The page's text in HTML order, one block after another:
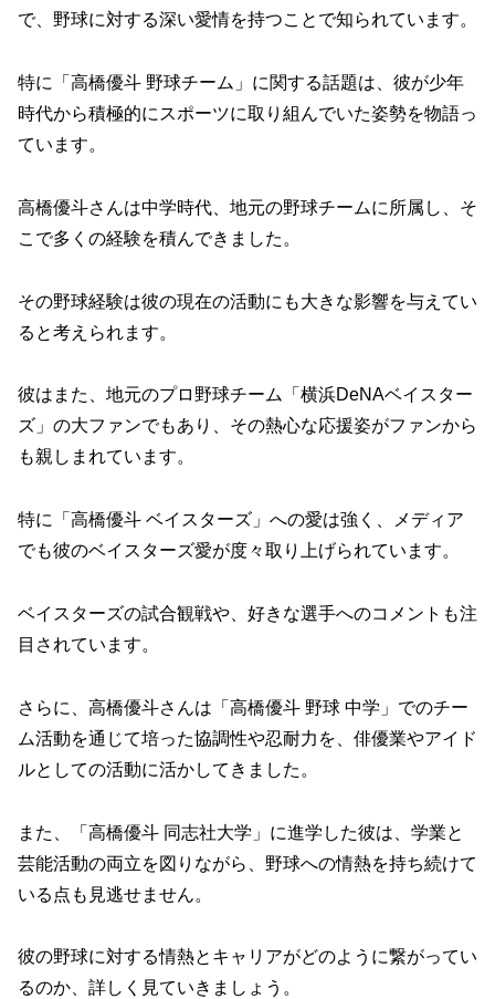
で、野球に対する深い愛情を持つことで知られています。
特に「高橋優斗 野球チーム」に関する話題は、彼が少年
時代から積極的にスポーツに取り組んでいた姿勢を物語っ
ています。
高橋優斗さんは中学時代、地元の野球チームに所属し、そ
こで多くの経験を積んできました。
その野球経験は彼の現在の活動にも大きな影響を与えてい
ると考えられます。
彼はまた、地元のプロ野球チーム「横浜DeNAベイスター
ズ」の大ファンでもあり、その熱心な応援姿がファンから
も親しまれています。
特に「高橋優斗 ベイスターズ」への愛は強く、メディア
でも彼のベイスターズ愛が度々取り上げられています。
ベイスターズの試合観戦や、好きな選手へのコメントも注
目されています。
さらに、高橋優斗さんは「高橋優斗 野球 中学」でのチー
ム活動を通じて培った協調性や忍耐力を、俳優業やアイド
ルとしての活動に活かしてきました。
また、「高橋優斗 同志社大学」に進学した彼は、学業と
芸能活動の両立を図りながら、野球への情熱を持ち続けて
いる点も見逃せません。
彼の野球に対する情熱とキャリアがどのように繋がってい
るのか、詳しく見ていきましょう。